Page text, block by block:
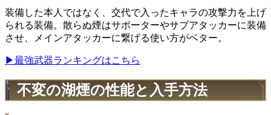
装備した本人ではなく、交代で入ったキャラの攻撃力を上げ
られる装備。散らぬ煙はサポーターやサブアタッカーに装備
させ、メインアタッカーに繋げる使い方がベター。
▶最強武器ランキングはこちら
不変の湖煙の性能と入手方法